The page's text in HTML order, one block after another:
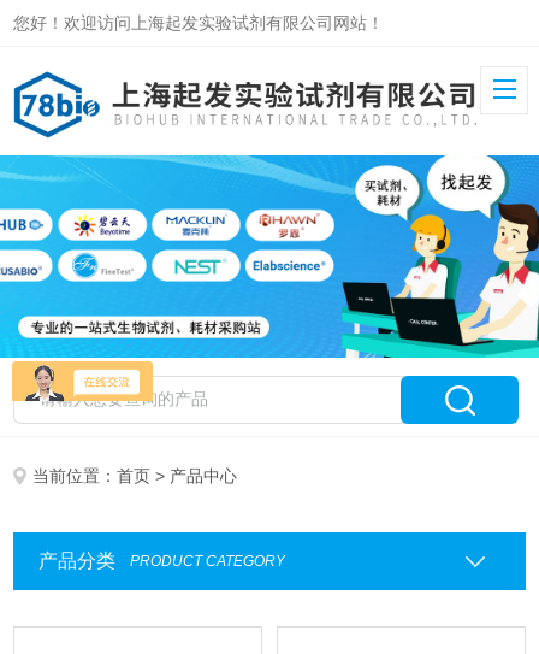
您好！欢迎访问上海起发实验试剂有限公司网站！
当前位置：首页 > 产品中心
产品分类 PRODUCT CATEGORY